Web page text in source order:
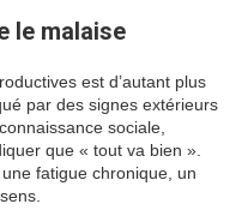
le malaise
est d’autant plus
par des signes extérieurs
sociale,
que « tout va bien ».
fatigue chronique, un